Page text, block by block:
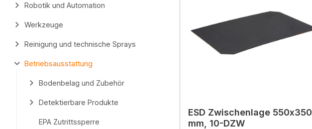
Robotik und Automation
Werkzeuge
Reinigung und technische Sprays
Betriebsausstattung
Bodenbelag und Zubehör
Detektierbare Produkte
EPA Zutrittssperre
ESD Zwischenlage 550x350
mm, 10-DZW